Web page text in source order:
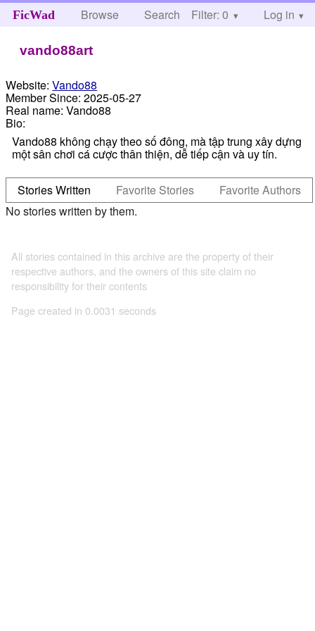
FicWad Browse Search Help
Filter: 0 Log in
vando88art
Website: Vando88
Member Since: 2025-05-27
Real name: Vando88
Bio:
Vando88 không chạy theo số đông, mà tập trung xây dựng
một sân chơi cá cược thân thiện, dễ tiếp cận và uy tín.
Stories Written Favorite Stories
Favorite Authors
No stories written by them.
All stories contained in this archive are the property of their
respective authors, and the owners of this site claim no
responsibility for their contents
Page created in 0.0031 seconds